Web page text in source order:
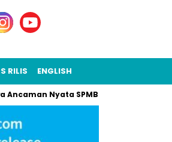
RILIS ENGLISH
SPMB 2025, Segera Hentikan Ini!